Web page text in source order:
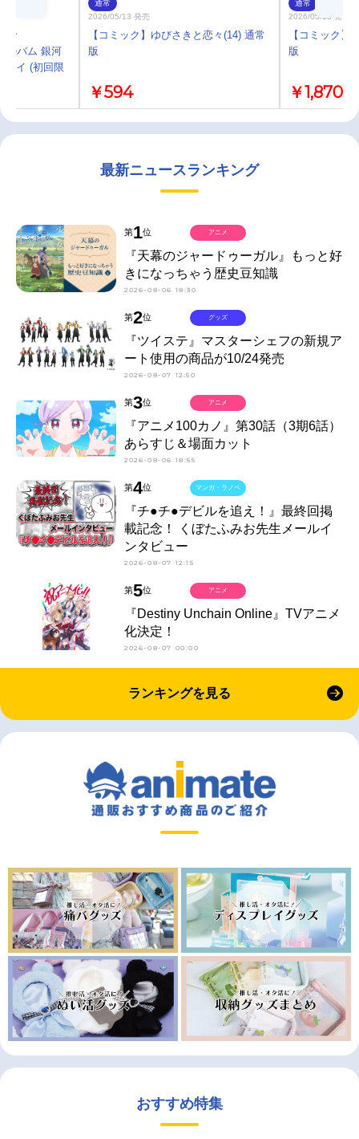
々
ルバム 銀河
メイ (初回限
通常
2026/05/13 発売
【コミック】ゆびさきと恋々(14) 通常
版
￥594
通常
2026/05/13 発売
【コミック】
版
￥1,870
最新ニュースランキング
第1位
『天幕のジャードゥーガル』もっと好
きになっちゃう歴史豆知識
2026-08-06 18:30
アニメ
第2位
『ツイステ』マスターシェフの新規ア
ート使用の商品が10/24発売
2026-08-07 12:50
グッズ
第3位
『アニメ100カノ』第30話（3期6話）
あらすじ＆場面カット
2026-08-06 18:55
アニメ
第4位
『チ●チ●デビルを追え！』最終回掲
載記念！ くぼたふみお先生メールイ
ンタビュー
2026-08-07 12:15
マンガ・ラノベ
第5位
『Destiny Unchain Online』TVアニメ
化決定！
2026-08-07 00:00
アニメ
ランキングを見る
おすすめ特集